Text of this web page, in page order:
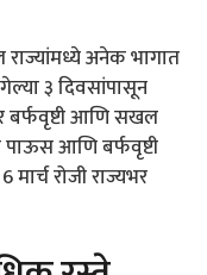
राज्यांमध्ये अनेक भागात
३ दिवसांपासून
बर्फवृष्टी आणि सखल
पाऊस आणि बर्फवृष्टी
रोजी राज्यभर